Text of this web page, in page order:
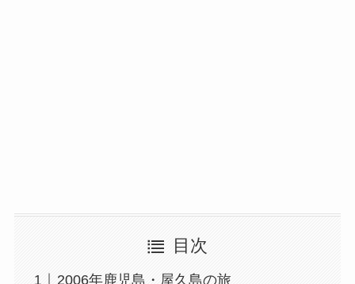
目次
2006年鹿児島・屋久島の旅